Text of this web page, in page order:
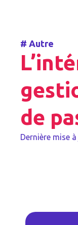
# Autre
de
Dernière mise